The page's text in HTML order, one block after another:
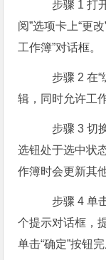
步骤 1 打
阅”选项卡上“更
工作簿”对话框。
步骤 2 在“
辑，同时允许工
步骤 3 切
选钮处于选中状
作簿时会更新其
步骤 4 单
个提示对话框，
单击“确定”按钮